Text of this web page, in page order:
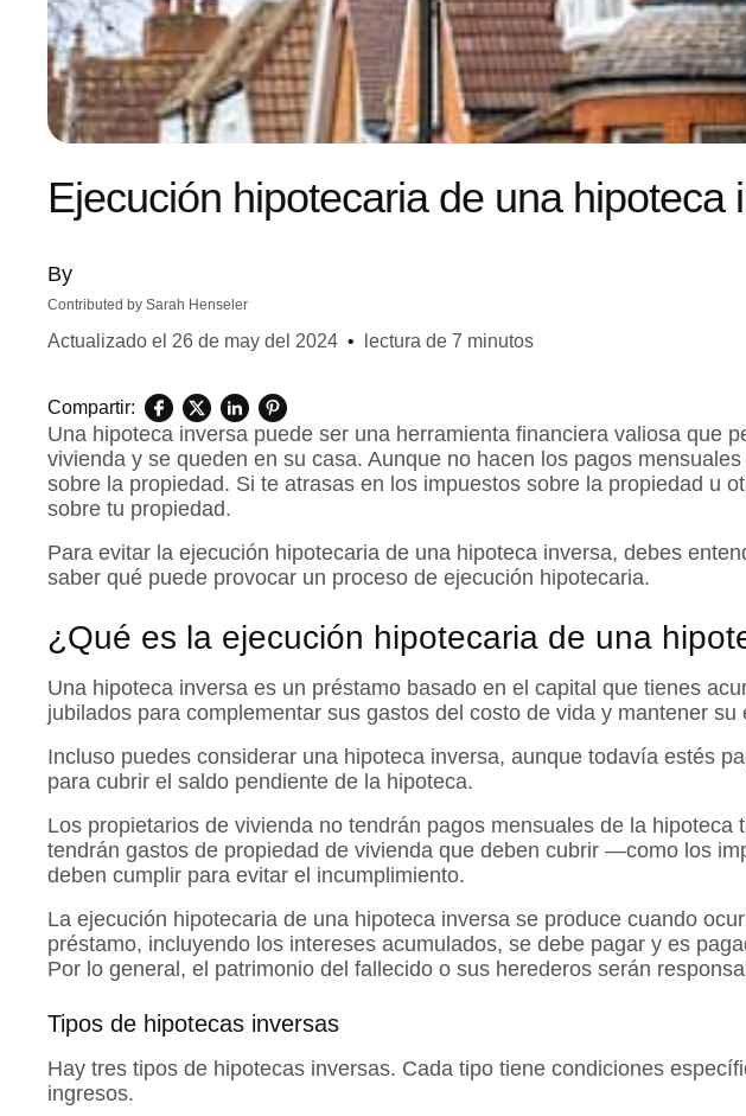
Ejecución hipotecaria de una
By
Contributed by Sarah Henseler
Actualizado el 26 de may del 2024 • lectura de 7 minutos
Compartir:
Una hipoteca inversa puede ser una herramienta financiera valiosa que
vivienda y se queden en su casa. Aunque no hacen los pagos
sobre la propiedad. Si te atrasas en los impuestos sobre la propiedad u
sobre tu propiedad.
Para evitar la ejecución hipotecaria de una hipoteca inversa, debes
saber qué puede provocar un proceso de ejecución hipotecaria.
¿Qué es la ejecución hipotecaria de una
Una hipoteca inversa es un préstamo basado en el capital que tienes
jubilados para complementar sus gastos del costo de vida y mantener su
Incluso puedes considerar una hipoteca inversa, aunque todavía estés
para cubrir el saldo pendiente de la hipoteca.
Los propietarios de vivienda no tendrán pagos mensuales de la
tendrán gastos de propiedad de vivienda que deben cubrir —como los
deben cumplir para evitar el incumplimiento.
La ejecución hipotecaria de una hipoteca inversa se produce cuando
préstamo, incluyendo los intereses acumulados, se debe pagar y es
Por lo general, el patrimonio del fallecido o sus herederos serán
Tipos de hipotecas inversas
Hay tres tipos de hipotecas inversas. Cada tipo tiene condiciones
ingresos.